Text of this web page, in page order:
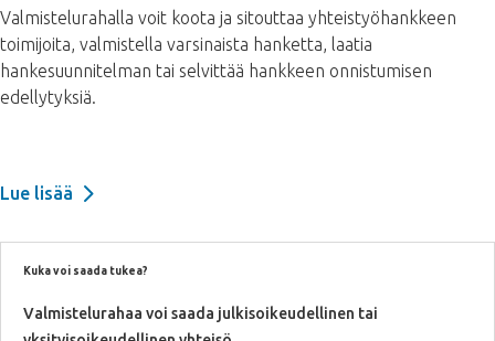
Valmistelurahalla voit koota ja sitouttaa yhteistyöhankkeen
toimijoita, valmistella varsinaista hanketta, laatia
hankesuunnitelman tai selvittää hankkeen onnistumisen
edellytyksiä.
Lue lisää
Kuka voi saada tukea?
Valmistelurahaa voi saada julkisoikeudellinen tai